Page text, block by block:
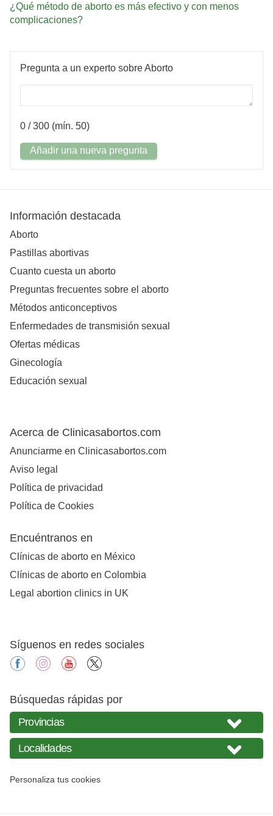
¿Qué método de aborto es más efectivo y con menos
complicaciones?
Pregunta a un experto sobre Aborto
0 / 300 (mín. 50)
Añadir una nueva pregunta
Información destacada
Aborto
Pastillas abortivas
Cuanto cuesta un aborto
Preguntas frecuentes sobre el aborto
Métodos anticonceptivos
Enfermedades de transmisión sexual
Ofertas médicas
Ginecología
Educación sexual
Acerca de Clinicasabortos.com
Anunciarme en Clinicasabortos.com
Aviso legal
Política de privacidad
Política de Cookies
Encuéntranos en
Clínicas de aborto en México
Clínicas de aborto en Colombia
Legal abortion clinics in UK
Síguenos en redes sociales
facebookinstagramyoutube
Búsquedas rápidas por
Personaliza tus cookies